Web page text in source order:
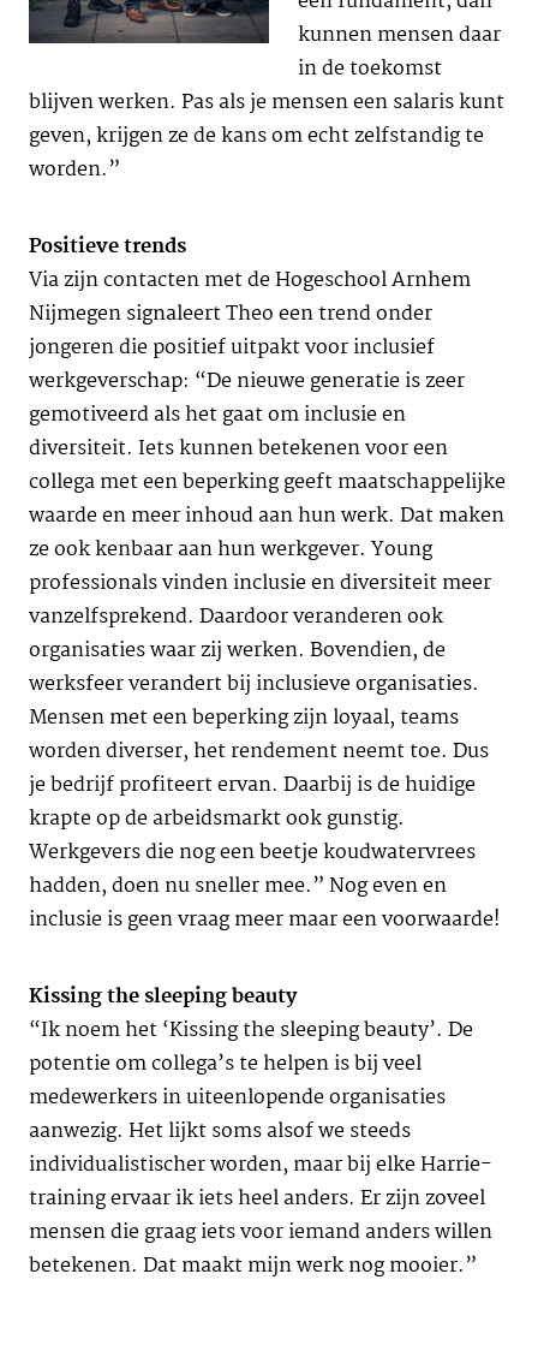
kunnen mensen daar
in de toekomst
blijven werken. Pas als je mensen een salaris kunt
geven, krijgen ze de kans om echt zelfstandig te
worden.”
Positieve trends
Via zijn contacten met de Hogeschool Arnhem
Nijmegen signaleert Theo een trend onder
jongeren die positief uitpakt voor inclusief
werkgeverschap: “De nieuwe generatie is zeer
gemotiveerd als het gaat om inclusie en
diversiteit. Iets kunnen betekenen voor een
collega met een beperking geeft maatschappelijke
waarde en meer inhoud aan hun werk. Dat maken
ze ook kenbaar aan hun werkgever. Young
professionals vinden inclusie en diversiteit meer
vanzelfsprekend. Daardoor veranderen ook
organisaties waar zij werken. Bovendien, de
werksfeer verandert bij inclusieve organisaties.
Mensen met een beperking zijn loyaal, teams
worden diverser, het rendement neemt toe. Dus
je bedrijf profiteert ervan. Daarbij is de huidige
krapte op de arbeidsmarkt ook gunstig.
Werkgevers die nog een beetje koudwatervrees
hadden, doen nu sneller mee.” Nog even en
inclusie is geen vraag meer maar een voorwaarde!
Kissing the sleeping beauty
“Ik noem het ‘Kissing the sleeping beauty’. De
potentie om collega’s te helpen is bij veel
medewerkers in uiteenlopende organisaties
aanwezig. Het lijkt soms alsof we steeds
individualistischer worden, maar bij elke Harrie-
training ervaar ik iets heel anders. Er zijn zoveel
mensen die graag iets voor iemand anders willen
betekenen. Dat maakt mijn werk nog mooier.”